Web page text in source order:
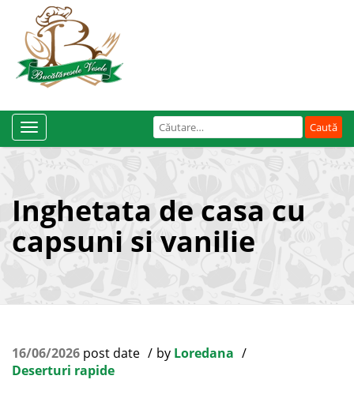
Caută
după:
Toggle
Navigation
Inghetata de casa cu
capsuni si vanilie
16/06/2026 post date by Loredana
Deserturi rapide